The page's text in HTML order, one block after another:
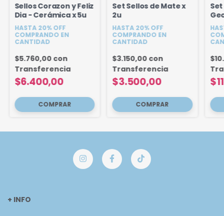
Sellos Corazon y Feliz
Dia - Cerámica x 5u
HASTA 20% OFF
COMPRANDO EN
CANTIDAD
$6.400,00
$5.760,00 con
Transferencia
Set Sellos de Mate x
2u
HASTA 20% OFF
COMPRANDO EN
CANTIDAD
$3.500,00
$3.150,00 con
Transferencia
+ INFO